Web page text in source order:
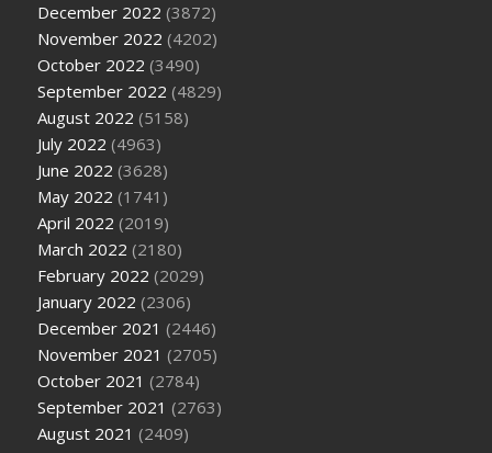
December 2022 (3872)
November 2022 (4202)
October 2022 (3490)
September 2022 (4829)
August 2022 (5158)
July 2022 (4963)
June 2022 (3628)
May 2022 (1741)
April 2022 (2019)
March 2022 (2180)
February 2022 (2029)
January 2022 (2306)
December 2021 (2446)
November 2021 (2705)
October 2021 (2784)
September 2021 (2763)
August 2021 (2409)